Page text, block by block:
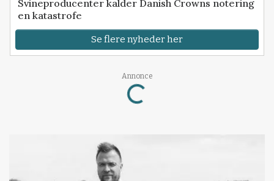
Svineproducenter kalder Danish Crowns notering
en katastrofe
Se flere nyheder her
Annonce
Loading...